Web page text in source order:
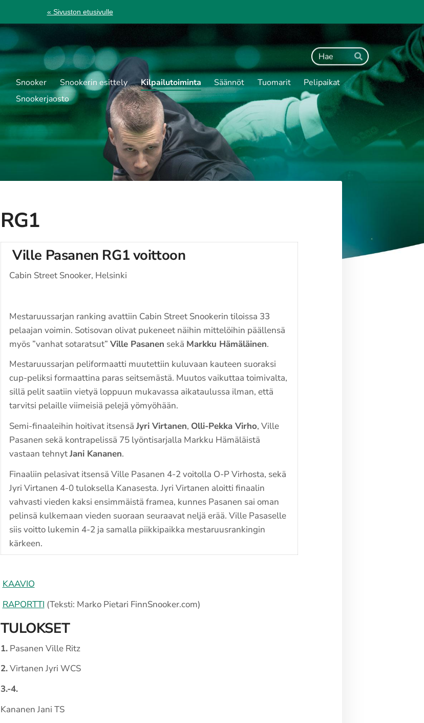
« Sivuston etusivulle
Haku
Hae
Snooker Snookerin esittely Kilpailutoiminta Säännöt Tuomarit
Pelipaikat
Snookerjaosto
RG1
Ville Pasanen RG1 voittoon
Cabin Street Snooker, Helsinki
Mestaruussarjan ranking avattiin Cabin Street Snookerin tiloissa 33
pelaajan voimin. Sotisovan olivat pukeneet näihin mittelöihin päällensä
myös ”vanhat sotaratsut” Ville Pasanen sekä Markku Hämäläinen.
Mestaruussarjan peliformaatti muutettiin kuluvaan kauteen suoraksi
cup-peliksi formaattina paras seitsemästä. Muutos vaikuttaa toimivalta,
sillä pelit saatiin vietyä loppuun mukavassa aikataulussa ilman, että
tarvitsi pelaille viimeisiä pelejä yömyöhään.
Semi-finaaleihin hoitivat itsensä Jyri Virtanen, Olli-Pekka Virho, Ville
Pasanen sekä kontrapelissä 75 lyöntisarjalla Markku Hämäläistä
vastaan tehnytJani Kananen.
Finaaliin pelasivat itsensä Ville Pasanen 4-2 voitolla O-P Virhosta, sekä
Jyri Virtanen 4-0 tuloksella Kanasesta. Jyri Virtanen aloitti finaalin
vahvasti vieden kaksi ensimmäistä framea, kunnes Pasanen sai oman
pelinsä kulkemaan vieden suoraan seuraavat neljä erää. Ville Pasaselle
siis voitto lukemin 4-2 ja samalla piikkipaikka mestaruusrankingin
kärkeen.
KAAVIO
RAPORTTI (Teksti: Marko Pietari FinnSnooker.com)
TULOKSET
1.Pasanen Ville Ritz
2.Virtanen Jyri WCS
3.-4.
Kananen Jani TS